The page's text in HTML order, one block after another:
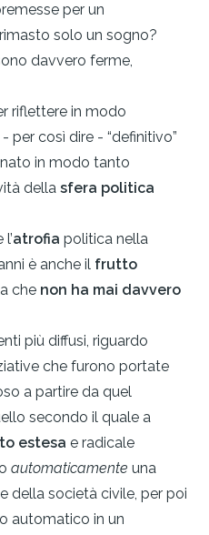
per un
solo un sogno?
davvero ferme,
riflettere in modo
così dire - “definitivo”
in modo tanto
della sfera politica
atrofia politica nella
è anche il frutto
che non ha mai davvero
più diffusi, riguardo
che furono portate
a partire da quel
secondo il quale a
estesa e radicale
automaticamente una
della società civile, per poi
automatico in un